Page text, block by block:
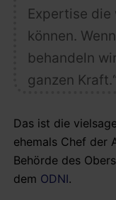
Expertise die
können.
behandeln
ganzen
Das ist die
ehemals Chef der
Behörde des
dem ODNI.